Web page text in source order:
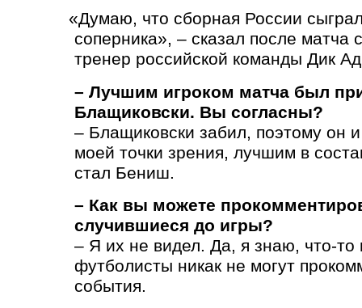
«Думаю, что сборная России
соперника», – сказал после матча
тренер российской команды Дик
– Лучшим игроком матча был
Блащиковски. Вы согласны?
– Блащиковски забил, поэтому он
моей точки зрения, лучшим в
стал Бениш.
– Как вы можете
случившиеся до игры?
– Я их не видел. Да, я знаю, что-то
футболисты никак не могут
события.